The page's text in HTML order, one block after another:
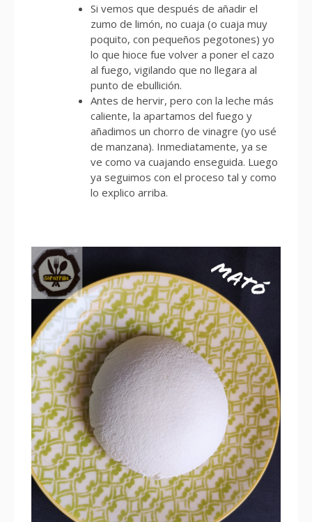
Si vemos que después de añadir el
zumo de limón, no cuaja (o cuaja muy
poquito, con pequeños pegotones) yo
lo que hioce fue volver a poner el cazo
al fuego, vigilando que no llegara al
punto de ebullición.
Antes de hervir, pero con la leche más
caliente, la apartamos del fuego y
añadimos un chorro de vinagre (yo usé
de manzana). Inmediatamente, ya se
ve como va cuajando enseguida. Luego
ya seguimos con el proceso tal y como
lo explico arriba.